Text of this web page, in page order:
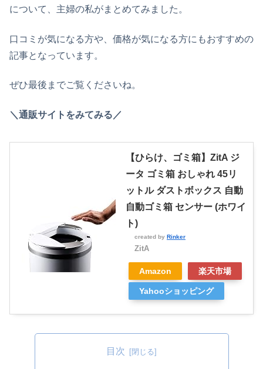
について、主婦の私がまとめてみました。
口コミが気になる方や、価格が気になる方にもおすすめの
記事となっています。
ぜひ最後までご覧くださいね。
＼通販サイトをみてみる／
【ひらけ、ゴミ箱】ZitA ジ
ータ ゴミ箱 おしゃれ 45リ
ットル ダストボックス 自動
自動ゴミ箱 センサー (ホワイ
ト)
created by Rinker
ZitA
Amazon 楽天市場
Yahooショッピング
目次